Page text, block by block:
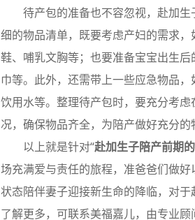
待产包的准备也不容忽视，赴加生
细的物品清单，既要考虑产妇的需求
鞋、哺乳文胸等；也要准备宝宝出生
巾等。此外，还需带上一些应急物品
饮用水等。整理待产包时，要充分考
况，确保物品齐全，为陪产做好充分的
以上就是针对“赴加生子陪产前期
场充满爱与责任的旅程，准爸爸们做
状态陪伴妻子迎接新生命的降临，对
了解更多，可联系美福嘉儿，由专业顾